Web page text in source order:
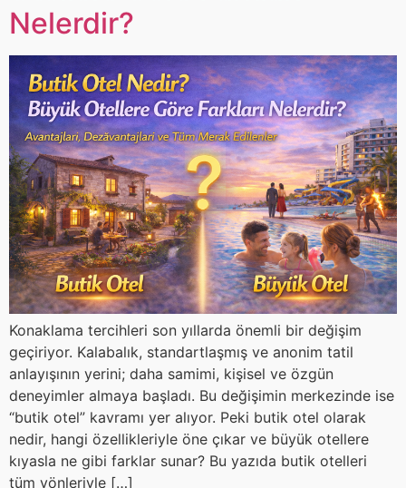
Nelerdir?
Konaklama tercihleri son yıllarda önemli bir değişim
geçiriyor. Kalabalık, standartlaşmış ve anonim tatil
anlayışının yerini; daha samimi, kişisel ve özgün
deneyimler almaya başladı. Bu değişimin merkezinde ise
“butik otel” kavramı yer alıyor. Peki butik otel olarak
nedir, hangi özellikleriyle öne çıkar ve büyük otellere
kıyasla ne gibi farklar sunar? Bu yazıda butik otelleri
tüm yönleriyle […]